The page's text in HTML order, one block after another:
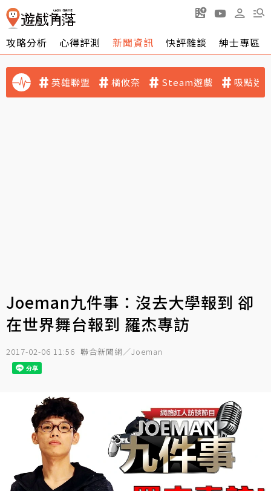
攻略分析 心得評測 新聞資訊 快評雜談 紳士專區
英雄聯盟 橘攸奈 Steam遊戲 吸點迷
Joeman九件事：沒去大學報到 卻
在世界舞台報到 羅杰專訪
2017-02-06 11:56 聯合新聞網／Joeman